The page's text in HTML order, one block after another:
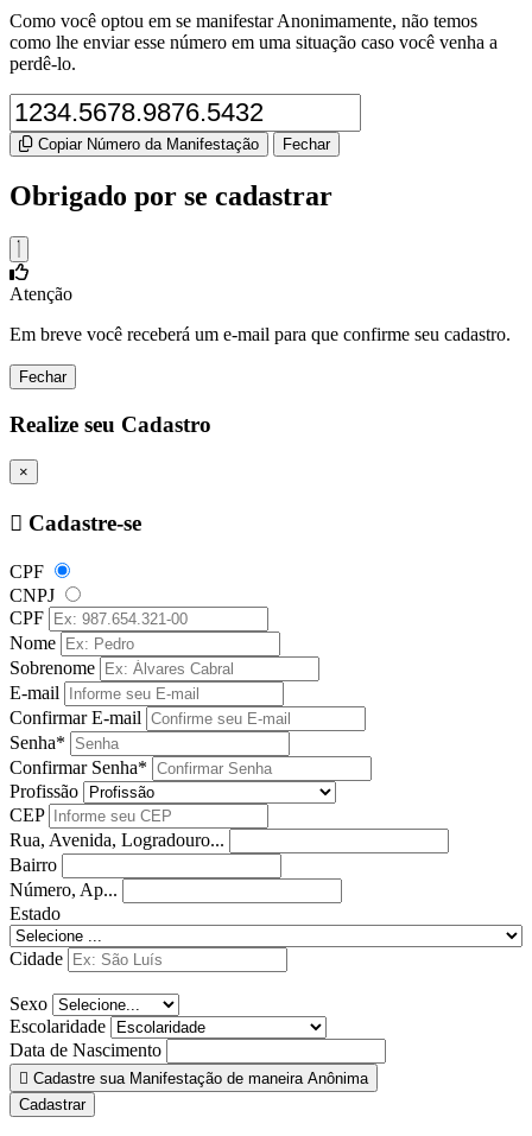
Como você optou em se manifestar Anonimamente, não temos
como lhe enviar esse número em uma situação caso você venha a
perdê-lo.
Copiar Número da Manifestação Fechar
Obrigado por se cadastrar
Atenção
Em breve você receberá um e-mail para que confirme seu cadastro.
Fechar
Realize seu Cadastro
×
Cadastre-se
CPF
CNPJ
CPF
Nome
Sobrenome
E-mail
Confirmar E-mail
Senha*
Confirmar Senha*
Profissão
CEP
Rua, Avenida, Logradouro...
Bairro
Número, Ap...
Estado
Cidade
Sexo
Escolaridade
Data de Nascimento
Cadastre sua Manifestação de maneira Anônima
Cadastrar